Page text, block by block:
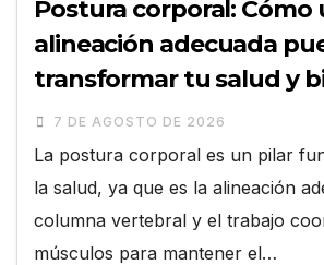
Postura corporal: Cómo
alineación adecuada
transformar tu salud y
7 DE AGOSTO DE 2026
La postura corporal es un pilar
la salud, ya que es la alineación
columna vertebral y el trabajo
músculos para mantener el…